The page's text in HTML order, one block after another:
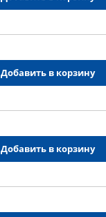
Добавить в корзину
Добавить в корзину